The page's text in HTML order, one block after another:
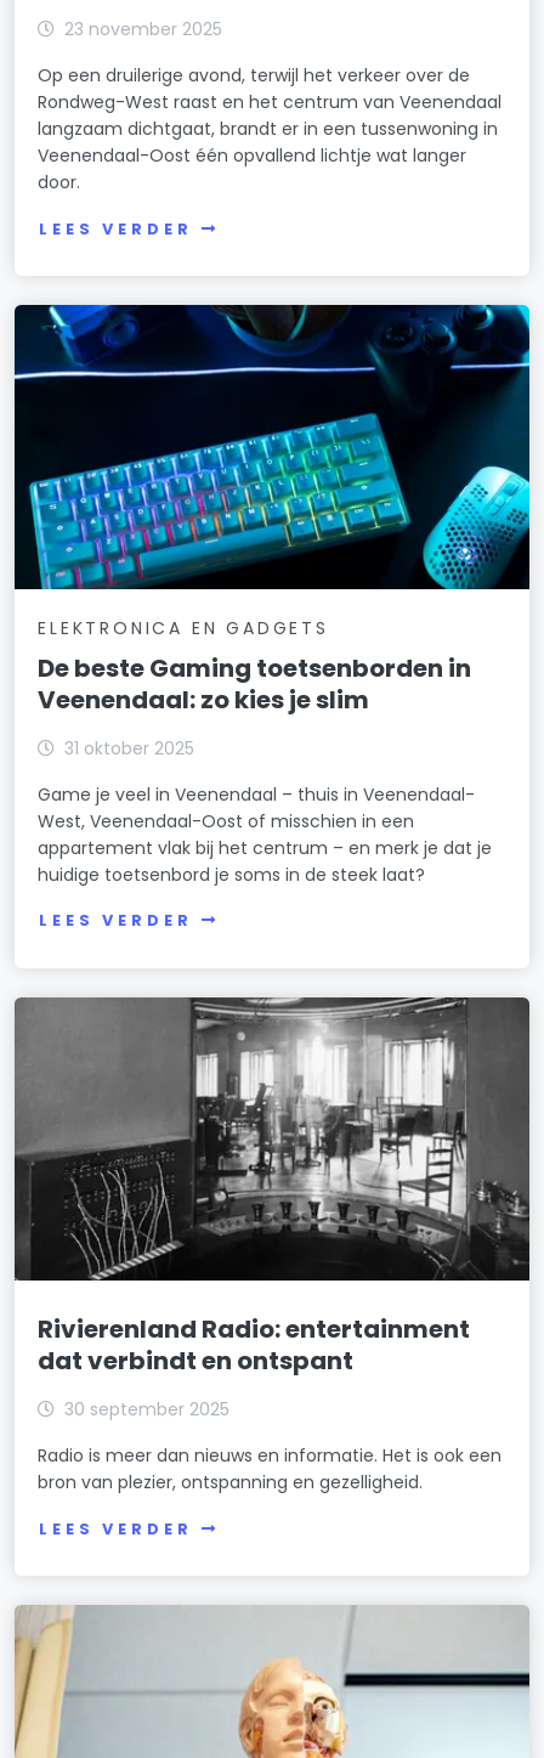
23 november 2025
Op een druilerige avond, terwijl het verkeer over de
Rondweg-West raast en het centrum van Veenendaal
langzaam dichtgaat, brandt er in een tussenwoning in
Veenendaal-Oost één opvallend lichtje wat langer
door.
LEES VERDER
ELEKTRONICA EN GADGETS
De beste Gaming toetsenborden in
Veenendaal: zo kies je slim
31 oktober 2025
Game je veel in Veenendaal – thuis in Veenendaal-
West, Veenendaal-Oost of misschien in een
appartement vlak bij het centrum – en merk je dat je
huidige toetsenbord je soms in de steek laat?
LEES VERDER
Rivierenland Radio: entertainment
dat verbindt en ontspant
30 september 2025
Radio is meer dan nieuws en informatie. Het is ook een
bron van plezier, ontspanning en gezelligheid.
LEES VERDER